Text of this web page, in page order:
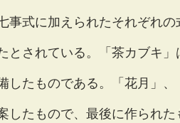
式に加えられたそれぞれの
とされている。「茶カブキ
したものである。「花月」
たもので、最後に作られた